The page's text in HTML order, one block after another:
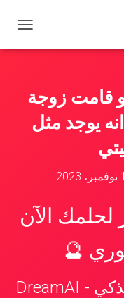
ب
قامت زوجة
يوجد مثل
الآن
🔮
📱 تطبيق تفسير الأحلام الذكي - DreamAI